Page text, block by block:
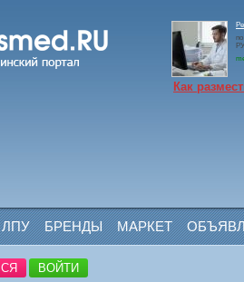
Как
ЛПУ БРЕНДЫ МАРКЕТ
ВОЙТИ